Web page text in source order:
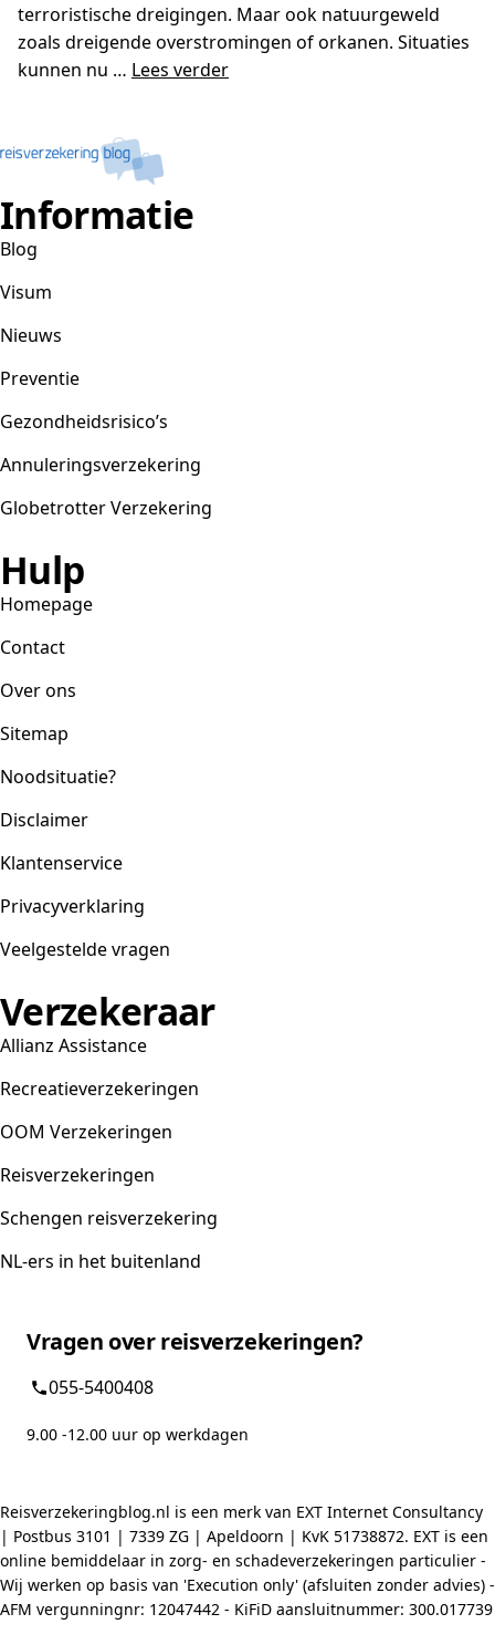
terroristische dreigingen. Maar ook natuurgeweld
zoals dreigende overstromingen of orkanen. Situaties
kunnen nu … Lees verder
Informatie
Blog
Visum
Nieuws
Preventie
Gezondheidsrisico’s
Annuleringsverzekering
Globetrotter Verzekering
Hulp
Homepage
Contact
Over ons
Sitemap
Noodsituatie?
Disclaimer
Klantenservice
Privacyverklaring
Veelgestelde vragen
Verzekeraar
Allianz Assistance
Recreatieverzekeringen
OOM Verzekeringen
Reisverzekeringen
Schengen reisverzekering
NL-ers in het buitenland
Vragen over reisverzekeringen?
055-5400408
9.00 -12.00 uur op werkdagen
Reisverzekeringblog.nl is een merk van EXT Internet Consultancy
| Postbus 3101 | 7339 ZG | Apeldoorn | KvK 51738872. EXT is een
online bemiddelaar in zorg- en schadeverzekeringen particulier -
Wij werken op basis van 'Execution only' (afsluiten zonder advies) -
AFM vergunningnr: 12047442 - KiFiD aansluitnummer: 300.017739